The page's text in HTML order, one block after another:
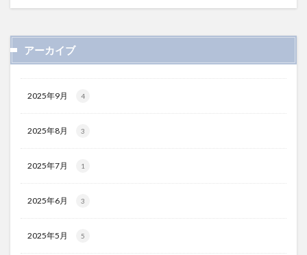
アーカイブ
2025年9月 4
2025年8月 3
2025年7月 1
2025年6月 3
2025年5月 5